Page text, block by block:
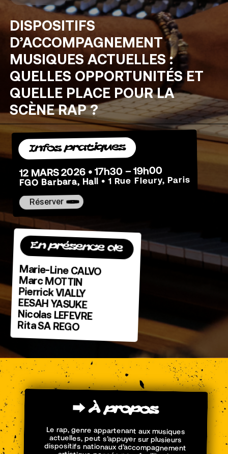
DISPOSITIFS
D’ACCOMPAGNEMENT
MUSIQUES ACTUELLES :
QUELLES OPPORTUNITÉS ET
QUELLE PLACE POUR LA
SCÈNE RAP ?
Infos pratiques
12 MARS 2026 • 17h30 – 19h00
FGO Barbara, Hall • 1 Rue Fleury, Paris
Réserver
En présence de
Marie-Line CALVO
Marc MOTTIN
Pierrick VIALLY
EESAH YASUKE
Nicolas LEFEVRE
Rita SA REGO
⮕À propos
Le rap, genre appartenant aux musiques
actuelles, peut s’appuyer sur plusieurs
dispositifs nationaux d’accompagnement
artistique pensés pour faciliter la